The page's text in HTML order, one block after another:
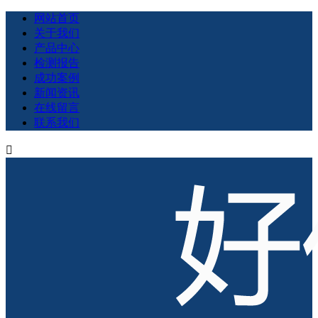
网站首页
关于我们
产品中心
检测报告
成功案例
新闻资讯
在线留言
联系我们
